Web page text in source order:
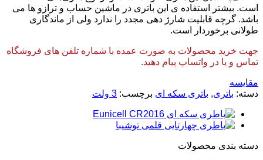
است. بیشتر استفاده ی این باتری در ماشین حساب و ترازو ها می
باشد. گرچه قابلیت شارژ دهی مجدد را ندارد ولی از ماندگاری
طولانی برخوردار است.
جهت خرید محصولات به صورت عمده با شماره تلفن های فروشگاه
تماس و یا در واتساپ پیام دهید.
مقایسه
دسته: باتری, باتری سکه ای برچسب: 3 ولت
دسته‌ بندی محصولات